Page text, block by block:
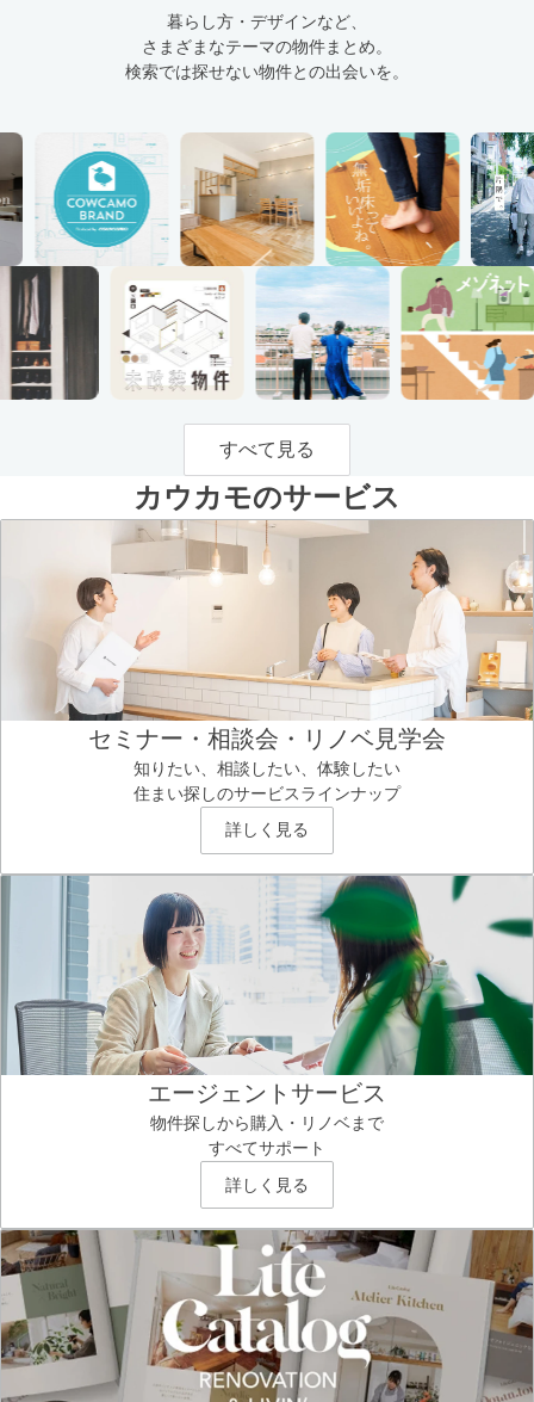
暮らし方・デザインなど、
さまざまなテーマの物件まとめ。
検索では探せない物件との出会いを。
すべて見る
カウカモのサービス
セミナー・相談会・リノベ見学会
知りたい、相談したい、体験したい
住まい探しのサービスラインナップ
詳しく見る
エージェントサービス
物件探しから購入・リノベまで
すべてサポート
詳しく見る